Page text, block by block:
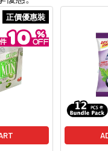
正價優惠裝